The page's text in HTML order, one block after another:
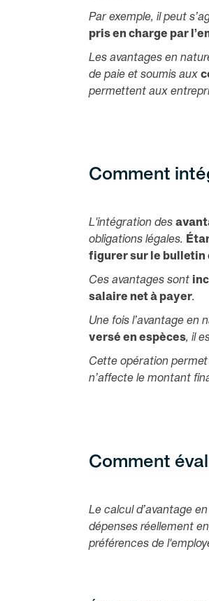
Par exemple, il peut
pris en charge par
Les avantages en
de paie et soumis aux
permettent aux
Comment
L'intégration des
obligations légales.
figurer sur le bulletin
Ces avantages sont
salaire net à payer.
Une fois l’avantage en
versé en espèces, il
Cette opération permet
n’affecte le montant
Comment
Le calcul d’avantage
dépenses réellement
préférences de